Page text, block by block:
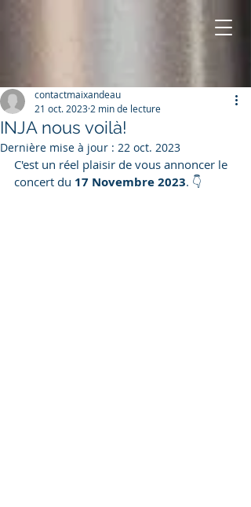
INJA nous voilà!
contactmaixandeau
21 oct. 2023 2 min de lecture
Dernière mise à jour : 22 oct. 2023
C'est un réel plaisir de vous annoncer le
concert du 17 Novembre 2023. 👇